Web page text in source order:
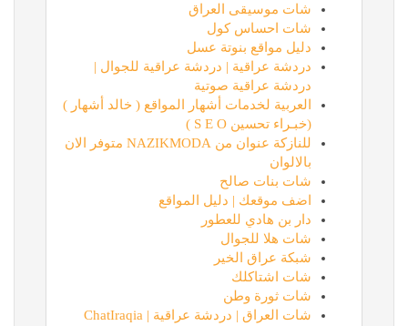
شات موسيقى العراق
شات احساس كول
دليل مواقع بنوتة عسل
دردشة عراقية | دردشة عراقية للجوال |
دردشة عراقية صوتية
العربية لخدمات أشهار المواقع ( خالد أشهار )
(خبـراء تحسين S E O )
للنازكة عنوان من NAZIKMODA متوفر الان
بالالوان
شات بنات صالح
اضف موقعك | دليل المواقع
دار بن هادي للعطور
شات هلا للجوال
شبكة عراق الخير
شات اشتاكلك
شات ثورة وطن
شات العراق | دردشة عراقية | ChatIraqia